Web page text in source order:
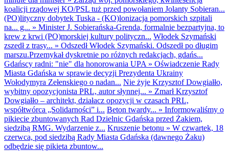
koalicji rządowej KO/PSL tuż przed powołaniem Jolanty Sobieran...
(PO)lityczny dobytek Tuska - (KO)lonizacja pomorskich szpitali
na... g... » Minister J. Sobierańska-Grenda, formalnie bezpartyjna, to
krew z krwi (PO)morskiej kultury polityczn... Włodek Szymański
zszedł z trasy... » Odszedł Włodek Szymański. Odszedł po długim
marszu.Przemykał dyskretnie po różnych redakcjach, gdańs...
Gdańscy radni: "nie" dla honorowania UPA » Oświadczenie Rady
Miasta Gdańska w sprawie decyzji Prezydenta Ukrainy
Wołodymyra Zełenskiego o nadan... Nie żyje Krzysztof Dowgiałło,
wybitny opozycjonista PRL, autor słynnej... » Zmarł Krzysztof
Dowgiałło – architekt, działacz opozycji w czasach PRL,
współtwórca „Solidarności” i... Beton twardy... » Informowaliśmy o
pikiecie zbuntowanych Rad Dzielnic Gdańska przed Żakiem,
siedzibą RMG. Wydarzenie z... Kruszenie betonu » W czwartek, 18
czerwca, pod siedzibą Rady Miasta Gdańska (dawnego Żaku)
odbędzie się pikieta zbuntow...